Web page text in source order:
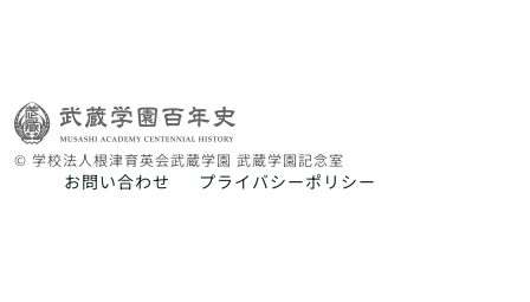
© 学校法人根津育英会武蔵学園 武蔵学園記念室
お問い合わせ プライバシーポリシー